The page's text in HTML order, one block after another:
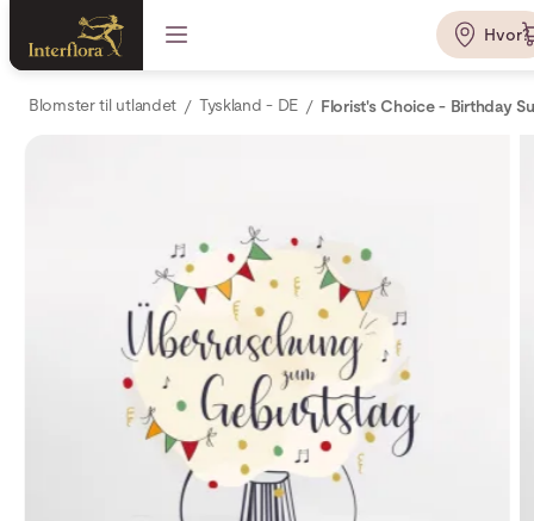
Hvor?
Blomster til utlandet Tyskland - DE Florist's Choice - Birthday